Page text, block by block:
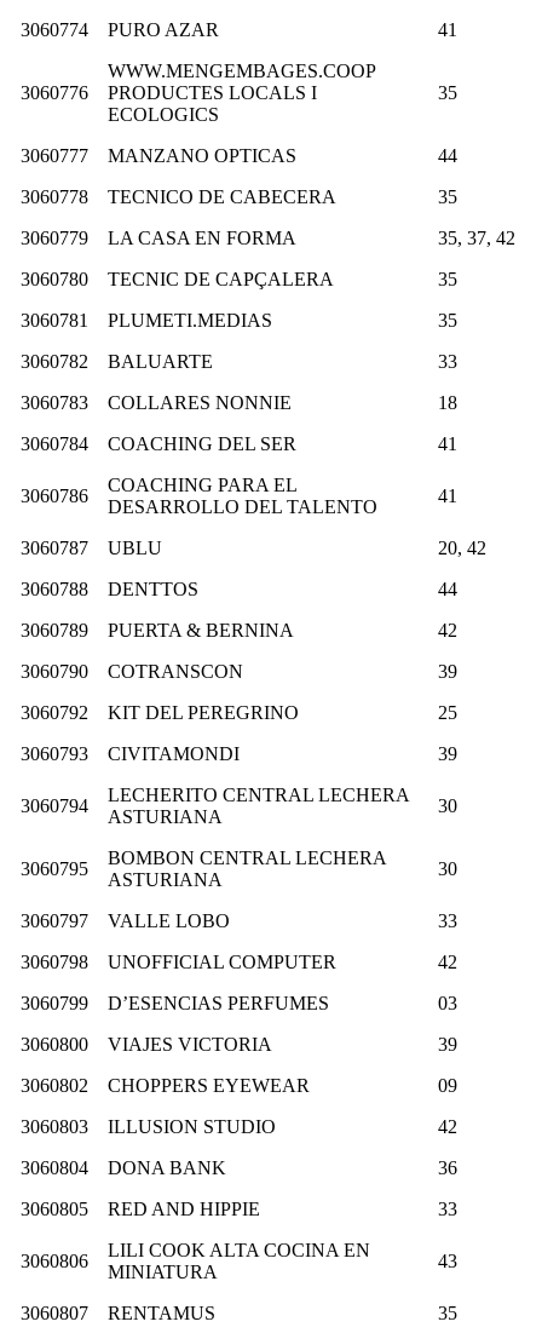
3060774
PURO AZAR 41
3060776
WWW.MENGEMBAGES.COOP
PRODUCTES LOCALS I
ECOLOGICS
35
3060777 MANZANO OPTICAS
44
3060778
TECNICO DE CABECERA
35
3060779
LA CASA EN FORMA
35, 37, 42
3060780
TECNIC DE CAPÇALERA
35
3060781
PLUMETI.MEDIAS
35
3060782
BALUARTE
33
3060783
COLLARES NONNIE
18
3060784
COACHING DEL SER 41
3060786
COACHING PARA EL
DESARROLLO DEL TALENTO
41
3060787 UBLU
20, 42
3060788
DENTTOS
44
3060789
PUERTA & BERNINA
42
3060790
COTRANSCON
39
3060792
KIT DEL PEREGRINO
25
3060793
CIVITAMONDI 39
3060794
LECHERITO CENTRAL LECHERA
ASTURIANA
30
3060795
BOMBON CENTRAL LECHERA
ASTURIANA
30
3060797 VALLE LOBO
33
3060798
UNOFFICIAL COMPUTER
42
3060799
D’ESENCIAS PERFUMES
03
3060800
VIAJES VICTORIA
39
3060802
CHOPPERS EYEWEAR
09
3060803
ILLUSION STUDIO
42
3060804
DONA BANK
36
3060805
RED AND HIPPIE 33
3060806
LILI COOK ALTA COCINA EN
MINIATURA
43
3060807 RENTAMUS
35